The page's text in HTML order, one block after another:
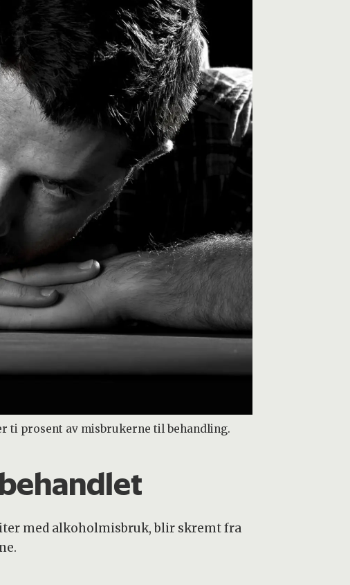
ti prosent av misbrukerne til behandling.
med alkoholmisbruk, blir skremt fra